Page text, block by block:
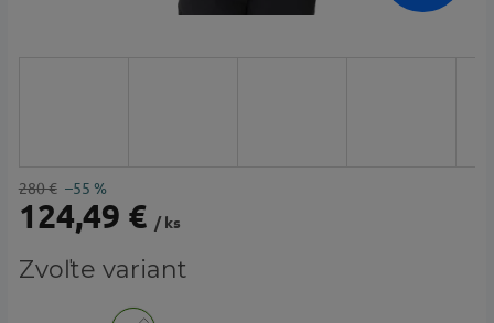
280 € –55 %
124,49 € / ks
cena:
Zvoľte variant